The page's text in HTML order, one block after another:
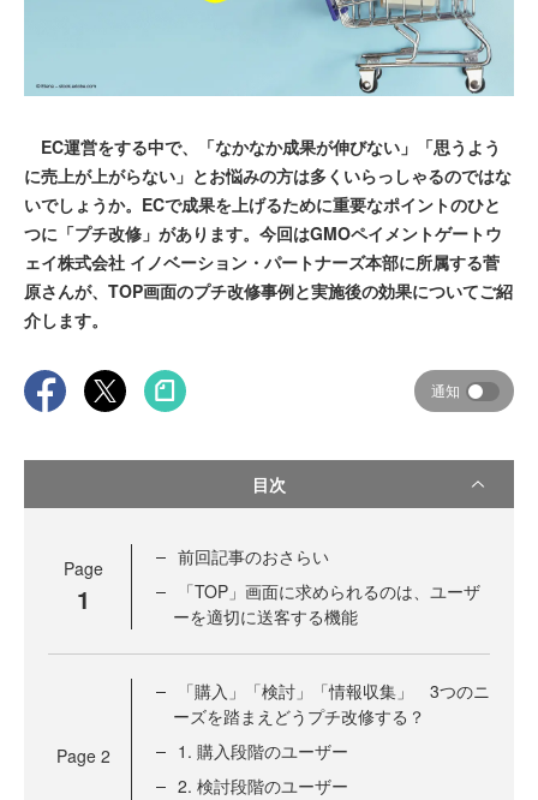
EC運営をする中で、「なかなか成果が伸びない」「思うよう
に売上が上がらない」とお悩みの方は多くいらっしゃるのではな
いでしょうか。ECで成果を上げるために重要なポイントのひと
つに「プチ改修」があります。今回はGMOペイメントゲートウ
ェイ株式会社 イノベーション・パートナーズ本部に所属する菅
原さんが、TOP画面のプチ改修事例と実施後の効果についてご紹
介します。
通知
目次
Page
1
前回記事のおさらい
「TOP」画面に求められるのは、ユーザ
ーを適切に送客する機能
Page 2
「購入」「検討」「情報収集」 3つのニ
ーズを踏まえどうプチ改修する？
1. 購入段階のユーザー
2. 検討段階のユーザー